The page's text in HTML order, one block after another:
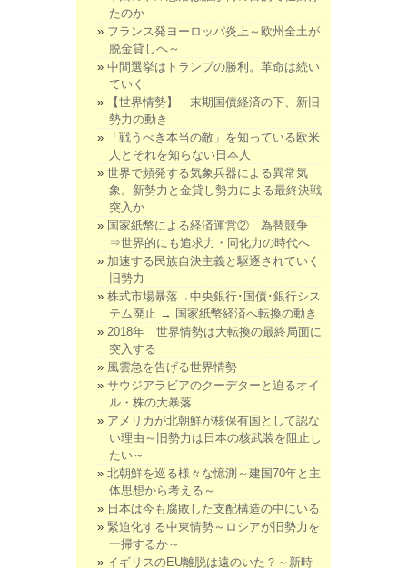
たのか
フランス発ヨーロッパ炎上～欧州全土が
脱金貸しへ～
中間選挙はトランプの勝利。革命は続い
ていく
【世界情勢】 末期国債経済の下、新旧
勢力の動き
「戦うべき本当の敵」を知っている欧米
人とそれを知らない日本人
世界で頻発する気象兵器による異常気
象。新勢力と金貸し勢力による最終決戦
突入か
国家紙幣による経済運営② 為替競争
⇒世界的にも追求力・同化力の時代へ
加速する民族自決主義と駆逐されていく
旧勢力
株式市場暴落→中央銀行･国債･銀行シス
テム廃止 → 国家紙幣経済へ転換の動き
2018年 世界情勢は大転換の最終局面に
突入する
風雲急を告げる世界情勢
サウジアラビアのクーデターと迫るオイ
ル・株の大暴落
アメリカが北朝鮮が核保有国として認な
い理由～旧勢力は日本の核武装を阻止し
たい～
北朝鮮を巡る様々な憶測～建国70年と主
体思想から考える～
日本は今も腐敗した支配構造の中にいる
緊迫化する中東情勢～ロシアが旧勢力を
一掃するか～
イギリスのEU離脱は遠のいた？～新時